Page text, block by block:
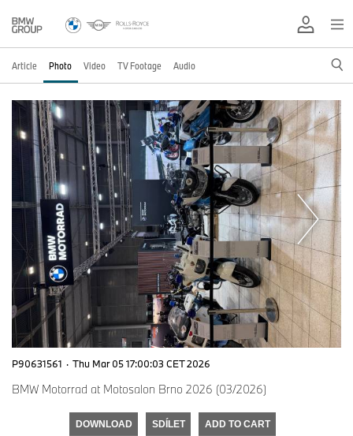
Article Photo Video TV Footage Audio
P90631561 · Thu Mar 05 17:00:03 CET 2026
BMW Motorrad at Motosalon Brno 2026 (03/2026)
DOWNLOAD SDÍLET ADD TO CART